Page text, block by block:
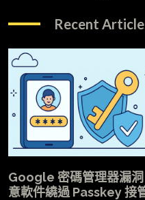
Recent
Google 密碼管理器漏
意軟件繞過 Passkey 接